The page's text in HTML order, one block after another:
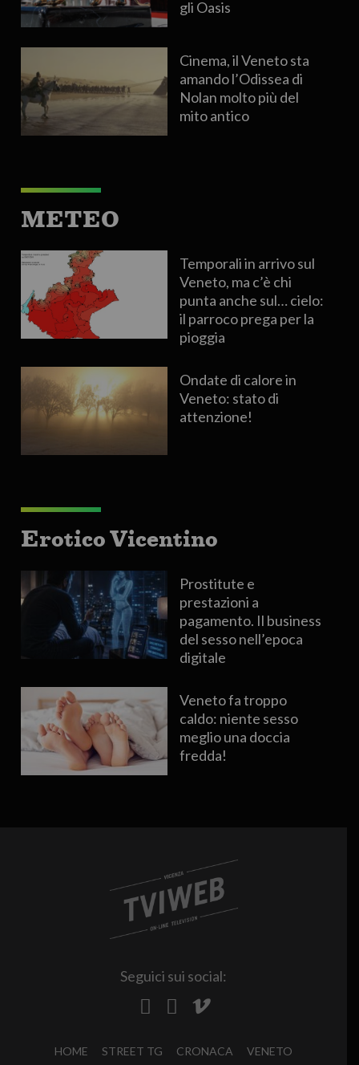
gli Oasis
Cinema, il Veneto sta
amando l’Odissea di
Nolan molto più del
mito antico
METEO
Temporali in arrivo sul
Veneto, ma c’è chi
punta anche sul… cielo:
il parroco prega per la
pioggia
Ondate di calore in
Veneto: stato di
attenzione!
Erotico Vicentino
Prostitute e
prestazioni a
pagamento. Il business
del sesso nell’epoca
digitale
Veneto fa troppo
caldo: niente sesso
meglio una doccia
fredda!
Seguici sui social:
HOME STREET TG CRONACA
VENETO